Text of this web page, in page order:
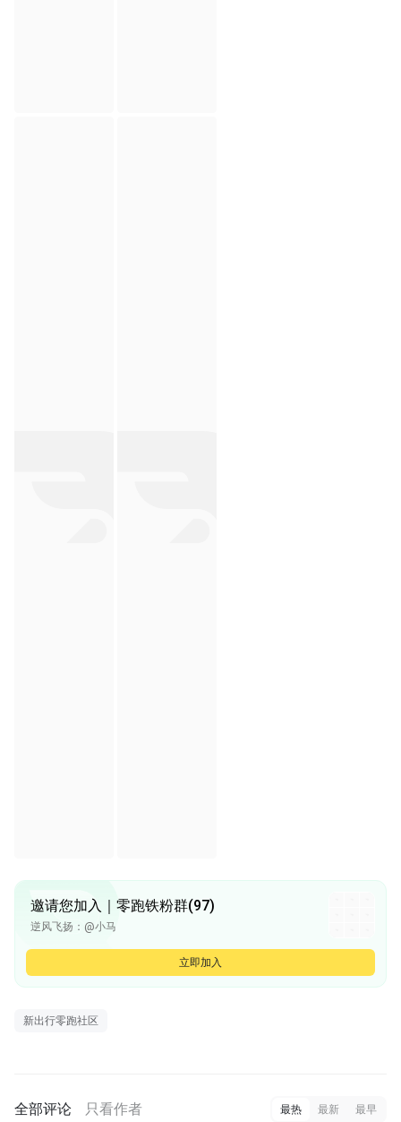
邀请您加入｜零跑铁粉群(97)
逆风飞扬：@小马
是李不是lee：微信也拉一下我@小马
立即加入
新出行零跑社区
全部评论 只看作者 最热 最新 最早